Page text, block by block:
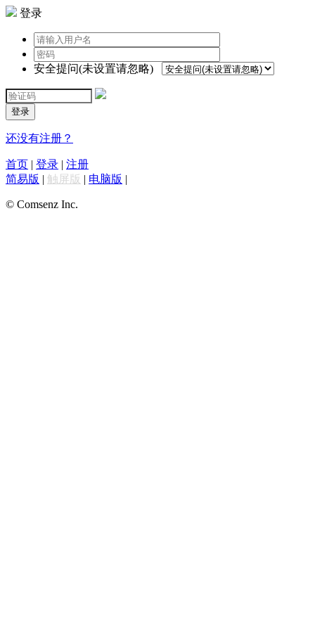
登录
安全提问(未设置请忽略)
登录
还没有注册？
首页 | 登录 | 注册
简易版 | 触屏版 | 电脑版 |
© Comsenz Inc.